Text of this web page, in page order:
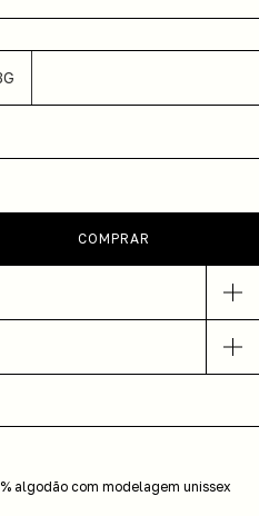
algodão com modelagem unissex